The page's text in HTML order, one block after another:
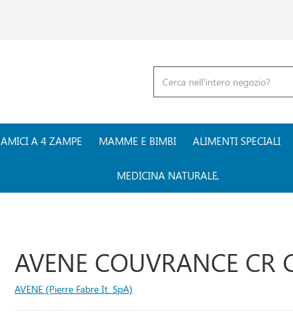
Prodotto
AMICI A 4 ZAMPE MAMME E BIMBI ALIMENTI SPECIALI
MEDICINA NATURALE
AVENE COUVRANCE CR
AVENE (Pierre Fabre It. SpA)